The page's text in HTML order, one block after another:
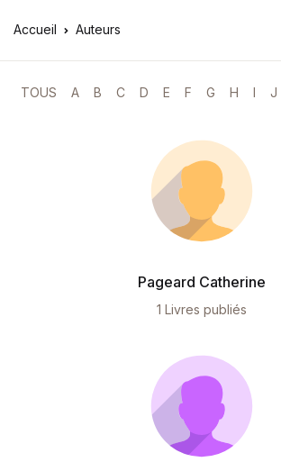
Accueil Auteurs
TOUS A B C D E F G H I J
Pageard Catherine
1 Livres publiés